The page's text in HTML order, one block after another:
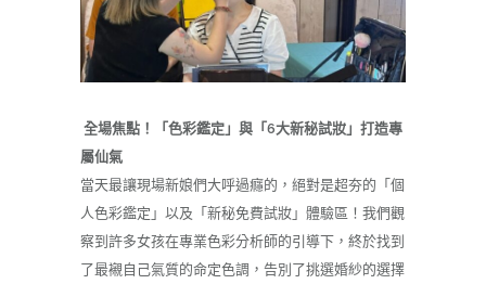
全場焦點！「色彩鑑定」與「6大新秘試妝」打造專
屬仙氣
當天最讓現場新娘們大呼過癮的，絕對是超夯的「個
人色彩鑑定」以及「新秘免費試妝」體驗區！我們觀
察到許多女孩在專業色彩分析師的引導下，終於找到
了最襯自己氣質的命定色調，告別了挑選婚紗的選擇